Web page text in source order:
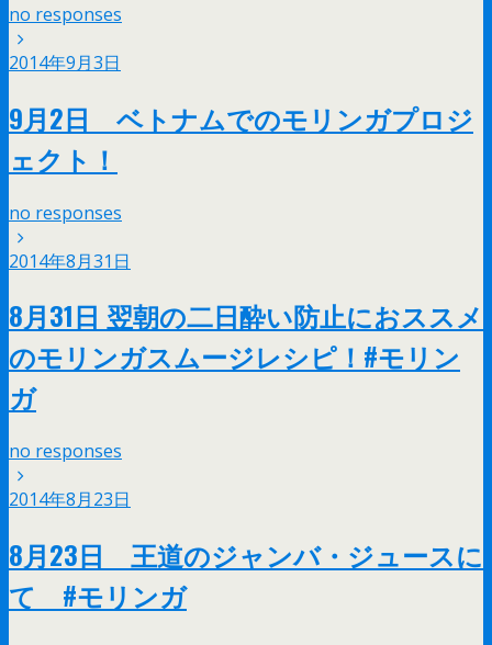
no responses
2014年9月3日
9月2日 ベトナムでのモリンガプロジ
ェクト！
no responses
2014年8月31日
8月31日 翌朝の二日酔い防止におススメ
のモリンガスムージレシピ！#モリン
ガ
no responses
2014年8月23日
8月23日 王道のジャンバ・ジュースに
て #モリンガ